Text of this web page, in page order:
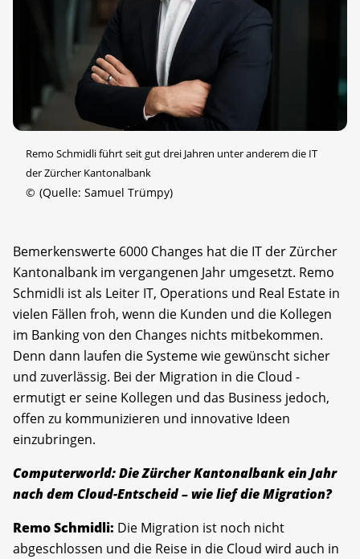
Remo Schmidli führt seit gut drei Jahren unter anderem die IT
der Zürcher Kantonalbank
© (Quelle: Samuel Trümpy)
Bemerkenswerte 6000 Changes hat die IT der Zürcher
Kantonalbank im vergangenen Jahr umgesetzt. Remo
Schmidli ist als Leiter IT, Operations und Real Estate in
vielen Fällen froh, wenn die Kunden und die Kollegen
im Banking von den Changes nichts mitbekommen.
Denn dann laufen die Systeme wie gewünscht sicher
und zuverlässig. Bei der Migration in die Cloud ­
ermutigt er seine Kollegen und das Business jedoch,
offen zu kommunizieren und innovative Ideen
einzubringen.
Computerworld: Die Zürcher Kantonalbank ein Jahr
nach dem Cloud-Entscheid – wie lief die Migration?
Remo Schmidli: Die Migration ist noch nicht
abgeschlossen und die Reise in die Cloud wird auch in